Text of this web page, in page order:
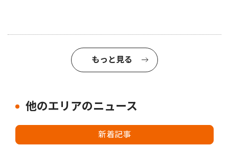
もっと見る
他のエリアのニュース
新着記事